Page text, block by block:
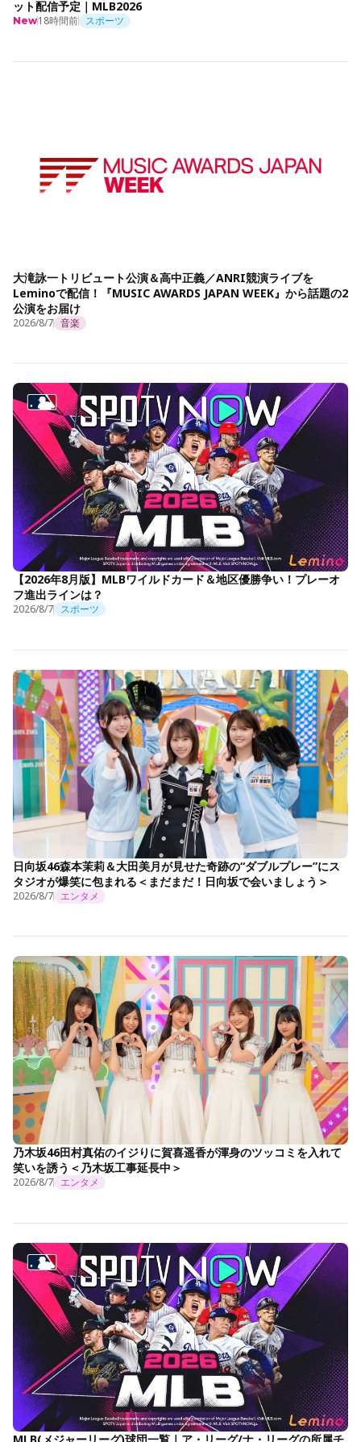
ット配信予定｜MLB2026
New18時間前 スポーツ
大滝詠一トリビュート公演＆高中正義／ANRI競演ライブを
Leminoで配信！『MUSIC AWARDS JAPAN WEEK』から話題の2
公演をお届け
2026/8/7 音楽
【2026年8月版】MLBワイルドカード＆地区優勝争い！プレーオ
フ進出ラインは？
2026/8/7 スポーツ
日向坂46森本茉莉＆大田美月が見せた奇跡の“ダブルプレー”にス
タジオが爆笑に包まれる＜まだまだ！日向坂で会いましょう＞
2026/8/7 エンタメ
乃木坂46田村真佑のイジりに賀喜遥香が渾身のツッコミを入れて
笑いを誘う＜乃木坂工事延長中＞
2026/8/7 エンタメ